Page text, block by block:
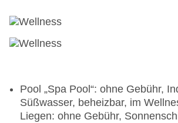
Pool „Spa Pool“: ohne Gebühr,
Süßwasser, beheizbar, im
Liegen: ohne Gebühr,